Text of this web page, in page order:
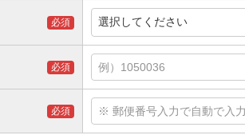
必須 選択してください
必須
必須